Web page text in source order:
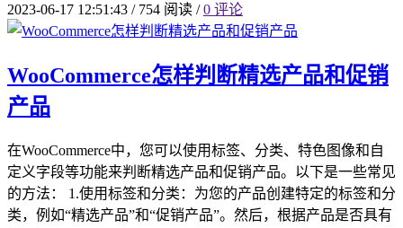
2023-06-17 12:51:43 /754 阅读 / 0 评论
WooCommerce怎样判断精选产品和促销
产品
在WooCommerce中，您可以使用标签、分类、特色图像和自
定义字段等功能来判断精选产品和促销产品。以下是一些常见
的方法： 1.使用标签和分类：为您的产品创建特定的标签和分
类，例如“精选产品”和“促销产品”。然后，根据产品是否具有